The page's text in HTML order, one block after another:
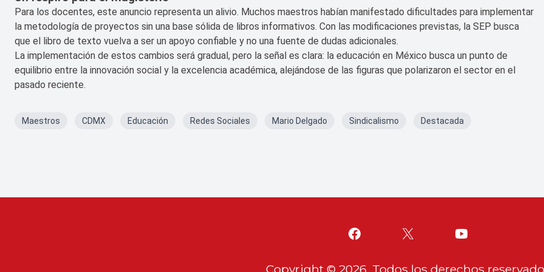
Para los docentes, este anuncio representa un alivio. Muchos maestros habían manifestado dificultades para implementar
la metodología de proyectos sin una base sólida de libros informativos. Con las modificaciones previstas, la SEP busca
que el libro de texto vuelva a ser un apoyo confiable y no una fuente de dudas adicionales.
La implementación de estos cambios será gradual, pero la señal es clara: la educación en México busca un punto de
equilibrio entre la innovación social y la excelencia académica, alejándose de las figuras que polarizaron el sector en el
pasado reciente.
Maestros CDMX Educación Redes Sociales Mario Delgado Sindicalismo Destacada
Copyright © 2026 . Todos los derechos